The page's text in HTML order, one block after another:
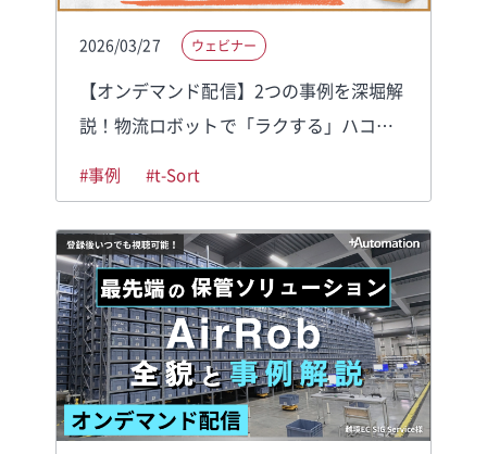
2026/03/27 ウェビナー
【オンデマンド配信】2つの事例を深堀解
説！物流ロボットで「ラクする」ハコモ
#事例 #t-Sort